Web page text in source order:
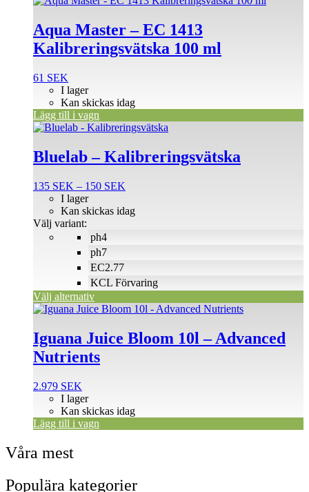
Aqua Master – EC 1413
Kalibreringsvätska 100 ml
61 SEK
I lager
Kan skickas idag
Lägg till i vagn
Bluelab – Kalibreringsvätska
135 SEK – 150 SEK
till
ph4
ph7
EC2.77
KCL Förvaring
I lager
Kan skickas idag
Välj variant:
Välj alternativ
Den
produkten
har
varianter.
olika
alternativen
Iguana Juice Bloom 10l – Advanced
Nutrients
2.979 SEK
I lager
Kan skickas idag
Lägg till i vagn
Våra mest
Populära kategorier